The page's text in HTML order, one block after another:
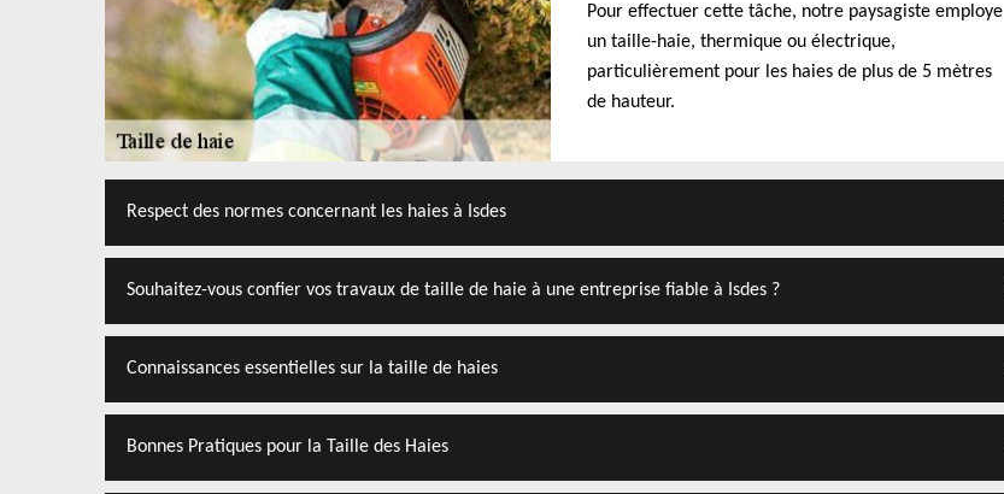
Pour effectuer cette tâche, notre paysagiste employe
un taille-haie, thermique ou électrique,
particulièrement pour les haies de plus de 5 mètres
de hauteur.
Respect des normes concernant les haies à Isdes
Souhaitez-vous confier vos travaux de taille de haie à une entreprise fiable à Isdes ?
Connaissances essentielles sur la taille de haies
Bonnes Pratiques pour la Taille des Haies